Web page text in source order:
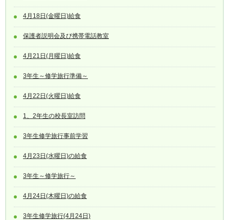
4月18日(金曜日)給食
保護者説明会及び携帯電話教室
4月21日(月曜日)給食
3年生～修学旅行準備～
4月22日(火曜日)給食
1、2年生の校長室訪問
3年生修学旅行事前学習
4月23日(水曜日)の給食
3年生～修学旅行～
4月24日(木曜日)の給食
3年生修学旅行(4月24日)